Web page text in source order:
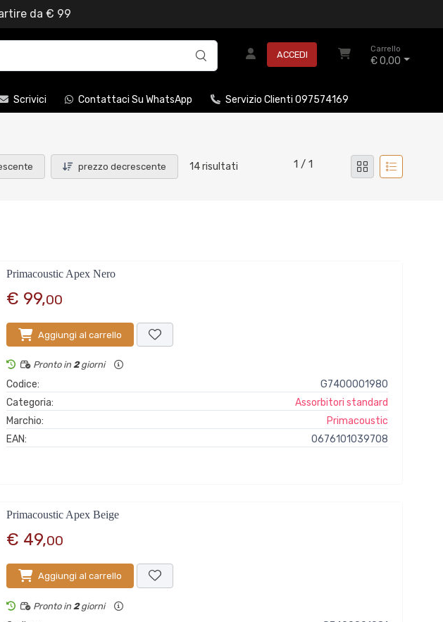
da € 99
ACCEDI
Carrello
€ 0,00
Scrivici Contattaci Su WhatsApp Servizio Clienti 097574169
prezzo decrescente 14 risultati 1 / 1
Primacoustic Apex Nero
€ 99,00
Aggiungi al carrello
Pronto in 2giorni
Codice:
G7400001980
Categoria:
Assorbitori standard
Marchio:
Primacoustic
EAN:
0676101039708
Primacoustic Apex Beige
€ 49,00
Aggiungi al carrello
Pronto in 2giorni